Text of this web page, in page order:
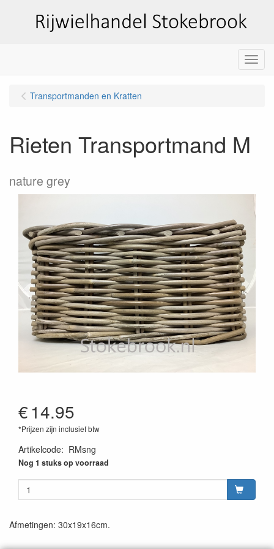
Menu
Transportmanden en Kratten
Rieten Transportmand M
nature grey
€14.95
*Prijzen zijn inclusief btw
Artikelcode: RMsng
Nog 1 stuks op voorraad
Afmetingen: 30x19x16cm.